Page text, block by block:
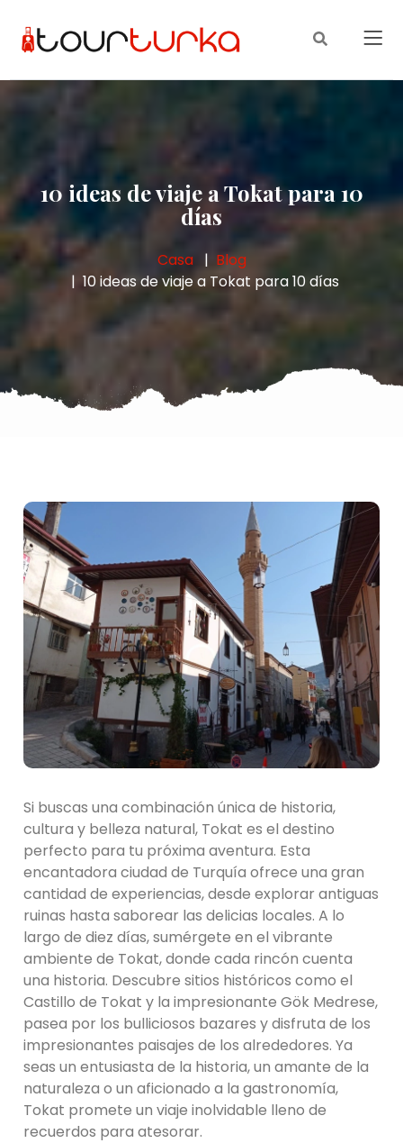
10 ideas de viaje a Tokat para 10
días
Casa
Blog
10 ideas de viaje a Tokat para 10 días
Si buscas una combinación única de historia,
cultura y belleza natural, Tokat es el destino
perfecto para tu próxima aventura. Esta
encantadora ciudad de Turquía ofrece una gran
cantidad de experiencias, desde explorar antiguas
ruinas hasta saborear las delicias locales. A lo
largo de diez días, sumérgete en el vibrante
ambiente de Tokat, donde cada rincón cuenta
una historia. Descubre sitios históricos como el
Castillo de Tokat y la impresionante Gök Medrese,
pasea por los bulliciosos bazares y disfruta de los
impresionantes paisajes de los alrededores. Ya
seas un entusiasta de la historia, un amante de la
naturaleza o un aficionado a la gastronomía,
Tokat promete un viaje inolvidable lleno de
recuerdos para atesorar.